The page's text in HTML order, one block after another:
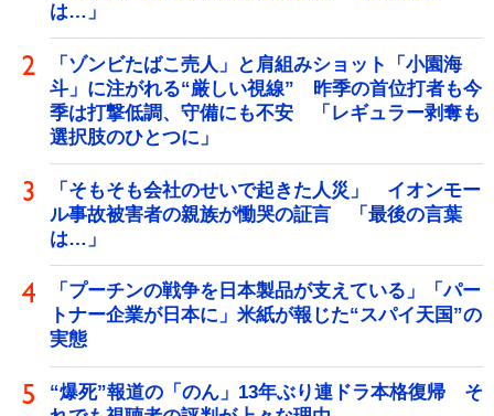
は…」
「ゾンビたばこ売人」と肩組みショット「小園海
斗」に注がれる“厳しい視線” 昨季の首位打者も今
季は打撃低調、守備にも不安 「レギュラー剥奪も
選択肢のひとつに」
「そもそも会社のせいで起きた人災」 イオンモー
ル事故被害者の親族が慟哭の証言 「最後の言葉
は…」
「プーチンの戦争を日本製品が支えている」「パー
トナー企業が日本に」米紙が報じた“スパイ天国”の
実態
“爆死”報道の「のん」13年ぶり連ドラ本格復帰 そ